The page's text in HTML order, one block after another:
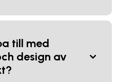
till med
design av